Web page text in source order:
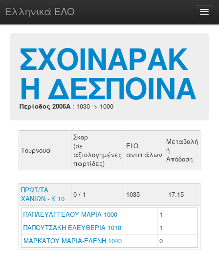
Ελληνικά ΕΛΟ
chesstu.be @ discord
Login
ΣΧΟΙΝΑΡΑΚ
Η ΔΕΣΠΟΙΝΑ
Περίοδος 2006A : 1030 -> 1000
Τουρνουά
Σκορ
(σε
αξιολογημένες
παρτίδες)
ELO
αντιπάλων
Μεταβολή
ή
Απόδοση
ΠΡΩΤ/ΤΑ
ΧΑΝΙΩΝ - Κ 10
0 / 1 1035 -17.15
ΠΑΠΑΕΥΑΓΓΕΛΟΥ ΜΑΡΙΑ 1000
1
ΠΑΠΟΥΤΣΑΚΗ ΕΛΕΥΘΕΡΙΑ 1010
1
ΜΑΡΚΑΤΟΥ ΜΑΡΙΑ-ΕΛΕΝΗ 1040
0